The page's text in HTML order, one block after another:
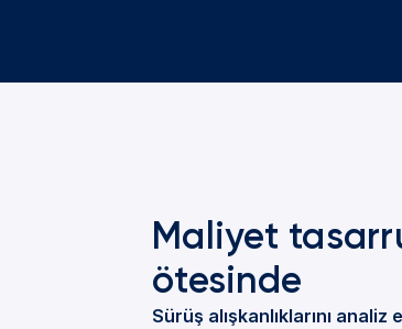
Maliyet
ötesinde
Sürüş alışkanlıklarını